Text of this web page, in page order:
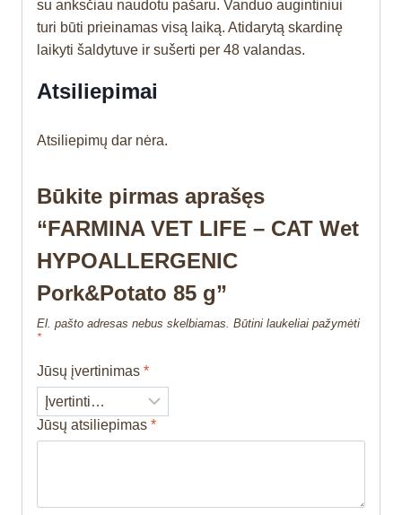
su anksčiau naudotu pašaru. Vanduo augintiniui
turi būti prieinamas visą laiką. Atidarytą skardinę
laikyti šaldytuve ir sušerti per 48 valandas.
Atsiliepimai
Atsiliepimų dar nėra.
Būkite pirmas aprašęs
“FARMINA VET LIFE – CAT Wet
HYPOALLERGENIC
Pork&Potato 85 g”
El. pašto adresas nebus skelbiamas. Būtini laukeliai pažymėti
*
Jūsų įvertinimas *
Jūsų atsiliepimas *